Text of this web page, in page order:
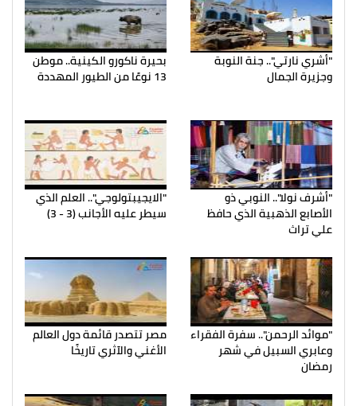
"أشري نارتي".. جنة النوبة
وجزيرة الجمال
بحيرة ناكورو الكينية.. موطن
13 نوعًا من الطيور المهددة
"أشرف نولا".. النوبي ذو
الأصابع الذهبية الذي حافظ
علي تراث
"الايجيبتولوجي".. العلم الذي
سيطر عليه الأجانب (3 - 3)
"موائد الرحمن".. سفرة الفقراء
وعابري السبيل في شهر
رمضان
مصر تتصدر قائمة دول العالم
الأغني والآثري تاريخًا